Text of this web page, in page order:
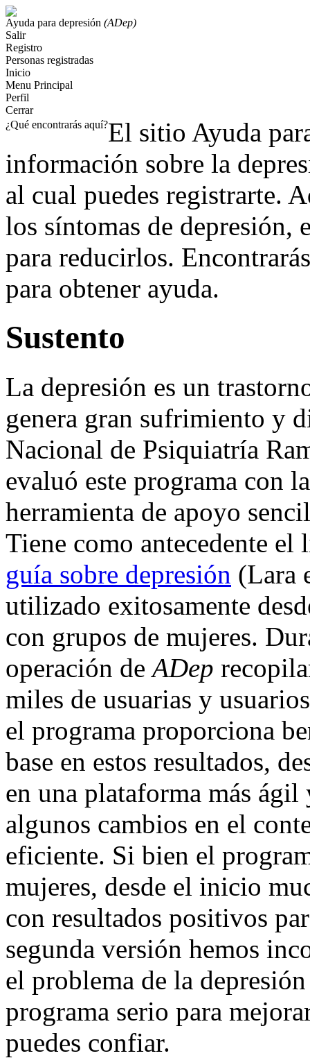
Ayuda para depresión (ADep)
Salir
Registro
Personas registradas
Inicio
Menu Principal
Perfil
Cerrar
¿Qué encontrarás aquí?El sitio Ayuda
información sobre la
al cual puedes registrarte.
los síntomas de depresión,
para reducirlos.
para obtener ayuda.
Sustento
La depresión es un
genera gran sufrimiento y
Nacional de Psiquiatría
evaluó este programa con
herramienta de apoyo
Tiene como antecedente
guía sobre depresión (Lara
utilizado exitosamente
con grupos de mujeres.
operación deADep
miles de usuarias y
el programa proporciona
base en estos resultados,
en una plataforma más
algunos cambios en el
eficiente. Si bien el
mujeres, desde el inicio
con resultados positivos
segunda versión hemos
el problema de la
programa serio para
puedes confiar.